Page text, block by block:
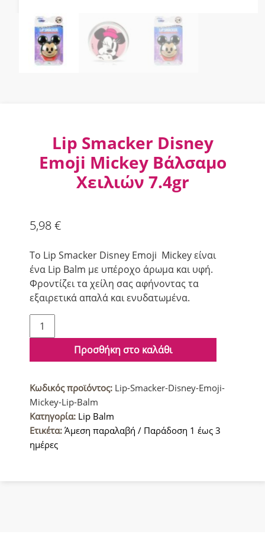
Lip Smacker Disney
Emoji Mickey Βάλσαμο
Χειλιών 7.4gr
5,98€
To Lip Smacker Disney Emoji Mickeyείναι
ένα Lip Balm με υπέροχο άρωμα και υφή.
Φροντίζει τα χείλη σας αφήνοντας τα
εξαιρετικά απαλά και ενυδατωμένα.
Lip
Smacker
Emoji
Βάλσαμο
Χειλιών
7.4gr
ποσότητα
Προσθήκη στο καλάθι
Κωδικός προϊόντος: Lip-Smacker-Disney-Emoji-
Mickey-Lip-Balm
Κατηγορία: Lip Balm
Ετικέτα: Άμεση παραλαβή / Παράδοση 1 έως 3
ημέρες